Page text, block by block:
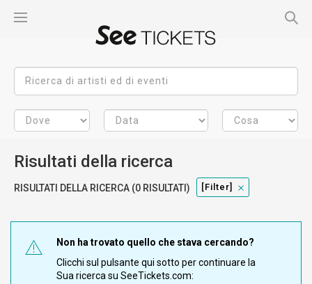
Risultati della ricerca
RISULTATI DELLA RICERCA (0 RISULTATI) [filter]
Non ha trovato quello che stava cercando?
Clicchi sul pulsante qui sotto per continuare la
Sua ricerca su SeeTickets.com: